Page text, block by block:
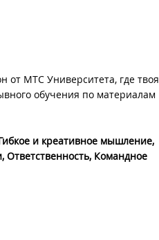
от МТС Университета, где твоя
обучения по материалам
и креативное мышление,
Ответственность, Командное